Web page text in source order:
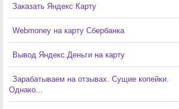
Заказать Яндекс Карту
Webmoney на карту Сбербанка
Вывод Яндекс.Деньги на карту
Зарабатываем на отзывах. Сущие копейки.
Однако...